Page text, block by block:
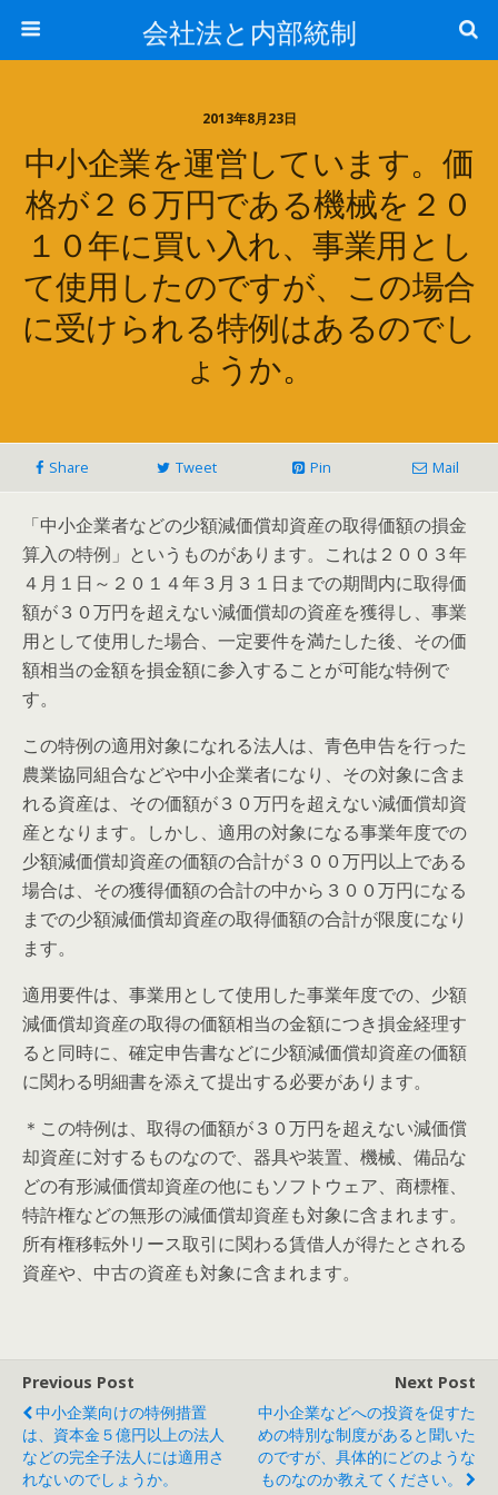
会社法と内部統制
2013年8月23日
中小企業を運営しています。価
格が２６万円である機械を２０
１０年に買い入れ、事業用とし
て使用したのですが、この場合
に受けられる特例はあるのでし
ょうか。
Share Tweet Pin Mail
「中小企業者などの少額減価償却資産の取得価額の損金
算入の特例」というものがあります。これは２００３年
４月１日～２０１４年３月３１日までの期間内に取得価
額が３０万円を超えない減価償却の資産を獲得し、事業
用として使用した場合、一定要件を満たした後、その価
額相当の金額を損金額に参入することが可能な特例で
す。
この特例の適用対象になれる法人は、青色申告を行った
農業協同組合などや中小企業者になり、その対象に含ま
れる資産は、その価額が３０万円を超えない減価償却資
産となります。しかし、適用の対象になる事業年度での
少額減価償却資産の価額の合計が３００万円以上である
場合は、その獲得価額の合計の中から３００万円になる
までの少額減価償却資産の取得価額の合計が限度になり
ます。
適用要件は、事業用として使用した事業年度での、少額
減価償却資産の取得の価額相当の金額につき損金経理す
ると同時に、確定申告書などに少額減価償却資産の価額
に関わる明細書を添えて提出する必要があります。
＊この特例は、取得の価額が３０万円を超えない減価償
却資産に対するものなので、器具や装置、機械、備品な
どの有形減価償却資産の他にもソフトウェア、商標権、
特許権などの無形の減価償却資産も対象に含まれます。
所有権移転外リース取引に関わる賃借人が得たとされる
資産や、中古の資産も対象に含まれます。
Previous Post
中小企業向けの特例措置
は、資本金５億円以上の法人
などの完全子法人には適用さ
れないのでしょうか。
Next Post
中小企業などへの投資を促すた
めの特別な制度があると聞いた
のですが、具体的にどのような
ものなのか教えてください。